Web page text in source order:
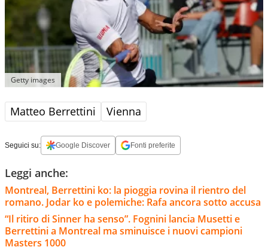
Getty images
Matteo Berrettini Vienna
Seguici su: Google Discover Fonti preferite
Leggi anche:
Montreal, Berrettini ko: la pioggia rovina il rientro del
romano. Jodar ko e polemiche: Rafa ancora sotto accusa
“Il ritiro di Sinner ha senso”. Fognini lancia Musetti e
Berrettini a Montreal ma sminuisce i nuovi campioni
Masters 1000